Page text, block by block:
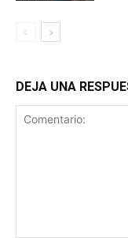
DEJA UNA